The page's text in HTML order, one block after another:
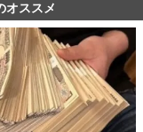
オススメ